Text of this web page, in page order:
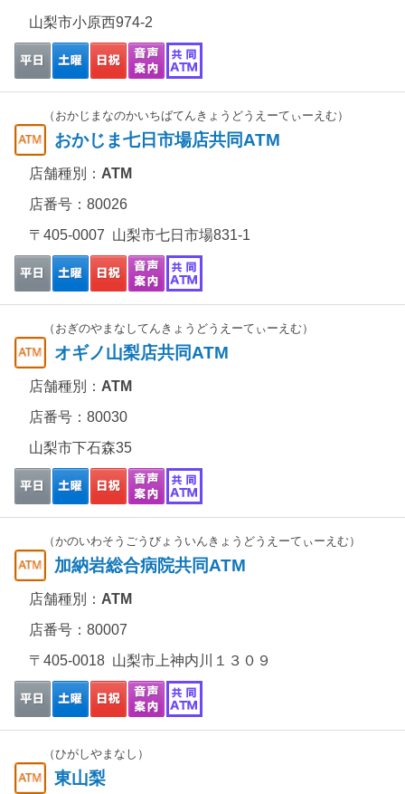
山梨市小原西974-2
（おかじまなのかいちばてんきょうどうえーてぃーえむ）
おかじま七日市場店共同ATM
店舗種別： ATM
店番号：80026
〒405-0007 山梨市七日市場831-1
（おぎのやまなしてんきょうどうえーてぃーえむ）
オギノ山梨店共同ATM
店舗種別： ATM
店番号：80030
山梨市下石森35
（かのいわそうごうびょういんきょうどうえーてぃーえむ）
加納岩総合病院共同ATM
店舗種別： ATM
店番号：80007
〒405-0018 山梨市上神内川１３０９
（ひがしやまなし）
東山梨